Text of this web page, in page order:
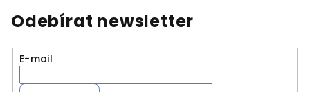
Odebírat newsletter
E-mail